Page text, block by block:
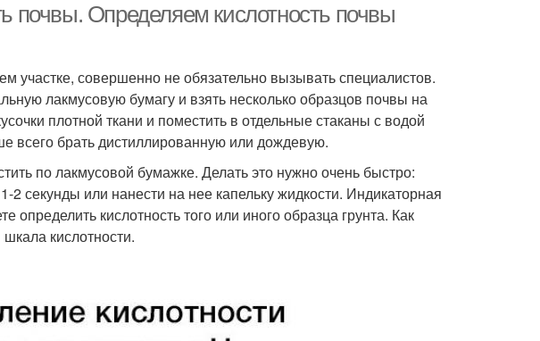
почвы. Определяем кислотность почвы
участке, совершенно не обязательно вызывать специалистов.
лакмусовую бумагу и взять несколько образцов почвы на
плотной ткани и поместить в отдельные стаканы с водой
всего брать дистиллированную или дождевую.
по лакмусовой бумажке. Делать это нужно очень быстро:
2 секунды или нанести на нее капельку жидкости. Индикаторная
определить кислотность того или иного образца грунта. Как
кислотности.